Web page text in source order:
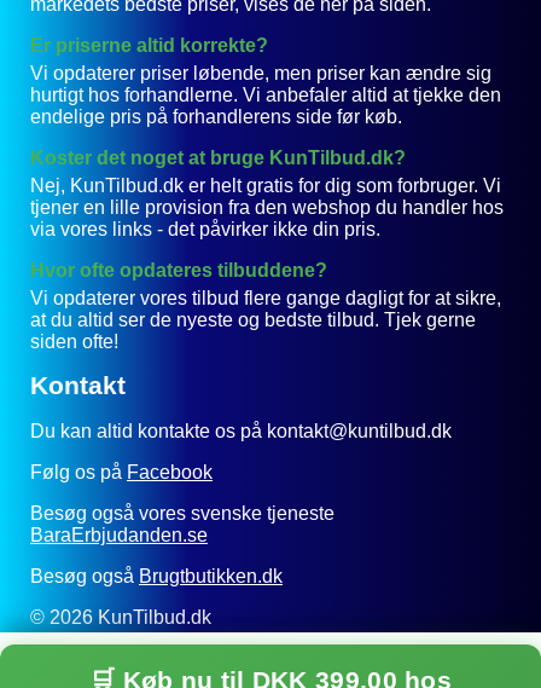
🛒 Køb nu til DKK 399,00 hos
markedets bedste priser, vises de her på siden.
Er priserne altid korrekte?
Vi opdaterer priser løbende, men priser kan ændre sig
hurtigt hos forhandlerne. Vi anbefaler altid at tjekke den
endelige pris på forhandlerens side før køb.
Koster det noget at bruge KunTilbud.dk?
Nej, KunTilbud.dk er helt gratis for dig som forbruger. Vi
tjener en lille provision fra den webshop du handler hos
via vores links - det påvirker ikke din pris.
Hvor ofte opdateres tilbuddene?
Vi opdaterer vores tilbud flere gange dagligt for at sikre,
at du altid ser de nyeste og bedste tilbud. Tjek gerne
siden ofte!
Kontakt
Du kan altid kontakte os på kontakt@kuntilbud.dk
Følg os på Facebook
Besøg også vores svenske tjeneste
BaraErbjudanden.se
Besøg også Brugtbutikken.dk
© 2026 KunTilbud.dk